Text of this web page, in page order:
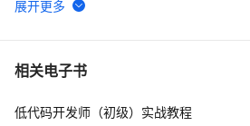
6 微软使用类似僵尸网络的技术进行
7 WPS Office for Mac 7.3.1 - 写作、表
8 云端存储，多设备同步——WPS Office
相关电子书
低代码开发师（初级）实战教程